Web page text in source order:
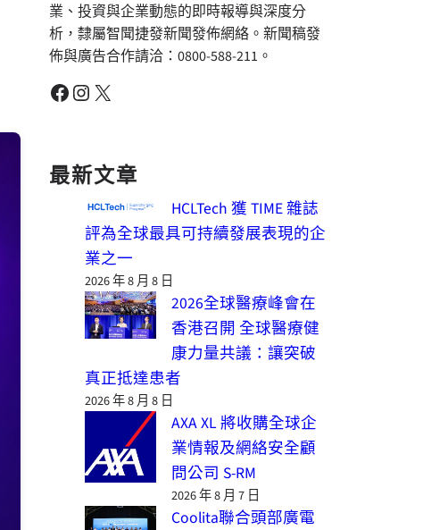
業、投資與企業動態的即時報導與深度分
析，隸屬智聞捷發新聞發佈網絡。新聞稿發
佈與廣告合作請洽：0800-588-211。
Facebook Instagram X
最新文章
HCLTech 獲 TIME 雜誌
評為全球最具可持續發展表現的企
業之一
2026 年 8 月 8 日
2026全球醫療峰會在
香港召開 全球醫療健
康力量共議：讓突破
真正抵達患者
2026 年 8 月 8 日
AXA XL 將收購全球企
業情報及網絡安全顧
問公司 S-RM
2026 年 8 月 7 日
Coolita聯合頭部廣電